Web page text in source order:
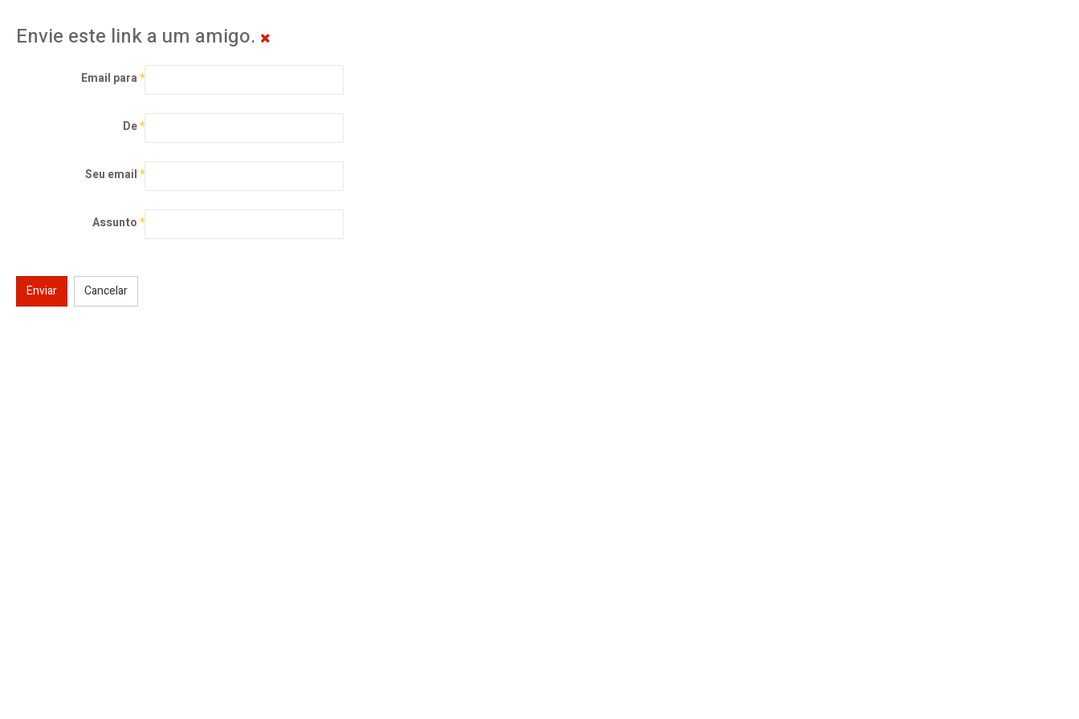
Envie este link a um amigo.
Email para*
De*
Seu email*
Assunto*
Enviar Cancelar